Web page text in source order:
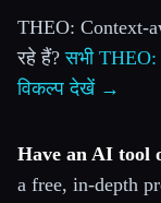
THEO: Context-
रहे हैं?सभी
विकल्प देखें →
Have an AI tool
a free, in-depth